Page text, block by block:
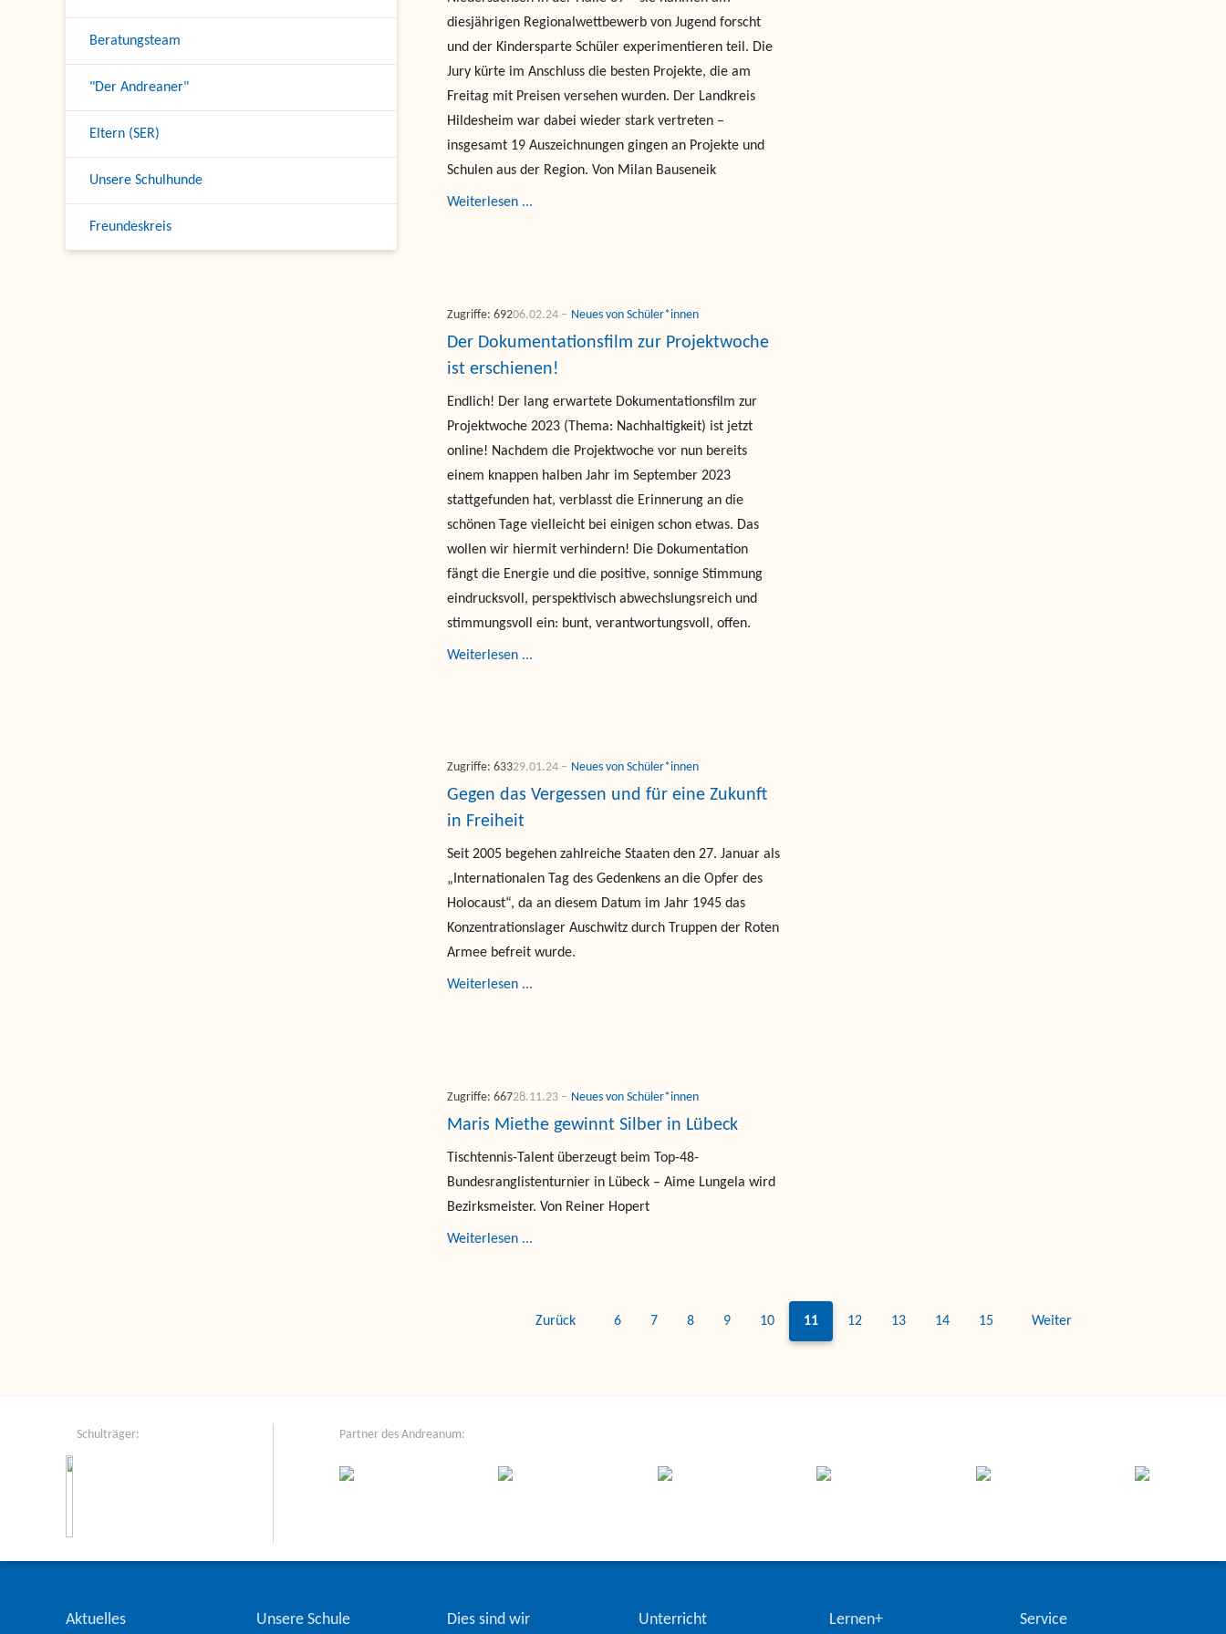
Beratungsteam
"Der Andreaner"
Eltern (SER)
Unsere Schulhunde
Freundeskreis
diesjährigen Regionalwettbewerb von Jugend forscht
und der Kindersparte Schüler experimentieren teil. Die
Jury kürte im Anschluss die besten Projekte, die am
Freitag mit Preisen versehen wurden. Der Landkreis
Hildesheim war dabei wieder stark vertreten –
insgesamt 19 Auszeichnungen gingen an Projekte und
Schulen aus der Region. Von Milan Bauseneik
Weiterlesen ...
Der Dokumentationsfilm zur Projektwoche
ist erschienen!
Endlich! Der lang erwartete Dokumentationsfilm zur
Projektwoche 2023 (Thema: Nachhaltigkeit) ist jetzt
online! Nachdem die Projektwoche vor nun bereits
einem knappen halben Jahr im September 2023
stattgefunden hat, verblasst die Erinnerung an die
schönen Tage vielleicht bei einigen schon etwas. Das
wollen wir hiermit verhindern! Die Dokumentation
fängt die Energie und die positive, sonnige Stimmung
eindrucksvoll, perspektivisch abwechslungsreich und
stimmungsvoll ein: bunt, verantwortungsvoll, offen.
Neues von Schüler*innen
06.02.24
Zugriffe: 692
Weiterlesen ...
Gegen das Vergessen und für eine Zukunft
in Freiheit
Seit 2005 begehen zahlreiche Staaten den 27. Januar als
„Internationalen Tag des Gedenkens an die Opfer des
Holocaust“, da an diesem Datum im Jahr 1945 das
Konzentrationslager Auschwitz durch Truppen der Roten
Armee befreit wurde.
Neues von Schüler*innen
29.01.24
Zugriffe: 633
Weiterlesen ...
Maris Miethe gewinnt Silber in Lübeck
Tischtennis-Talent überzeugt beim Top-48-
Bundesranglistenturnier in Lübeck – Aime Lungela wird
Bezirksmeister. Von Reiner Hopert
Neues von Schüler*innen
28.11.23
Zugriffe: 667
Weiterlesen ...
Zurück 6 7 8 9 10 11 12 13 14 15 Weiter
Schulträger: Partner des Andreanum:
Aktuelles Unsere Schule Dies sind wir Unterricht Lernen+ Service